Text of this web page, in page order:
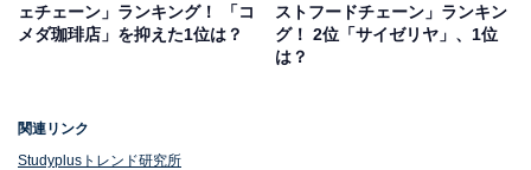
ェチェーン」ランキング！ 「コ
メダ珈琲店」を抑えた1位は？
ストフードチェーン」ランキン
グ！ 2位「サイゼリヤ」、1位
は？
関連リンク
Studyplusトレンド研究所